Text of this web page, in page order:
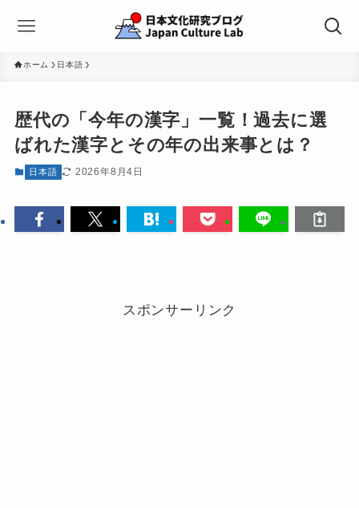
ホーム 日本語
歴代の「今年の漢字」一覧！過去に選
ばれた漢字とその年の出来事とは？
日本語 2026年8月4日
スポンサーリンク